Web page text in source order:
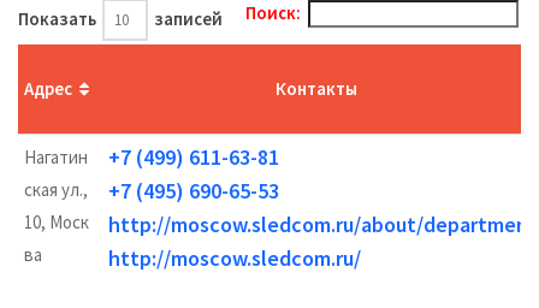
Показать записей Поиск:
Адрес Контакты
Нагатин
ская ул.,
10, Моск
ва
+7 (499) 611-63-81
+7 (495) 690-65-53
http://moscow.sledcom.ru/about/
http://moscow.sledcom.ru/